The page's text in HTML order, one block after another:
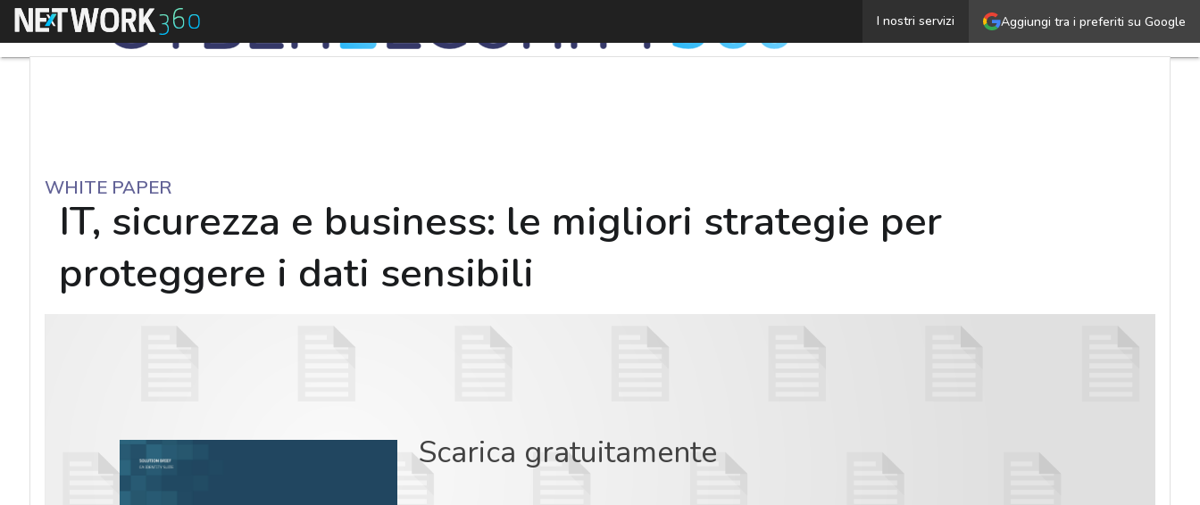
Aggiungi tra i preferiti su Google
I nostri servizi
Menu IT, sicurezza e business: le migliori strategie per
WHITE PAPER
IT, sicurezza e business: le migliori strategie per
proteggere i dati sensibili
Scarica gratuitamente